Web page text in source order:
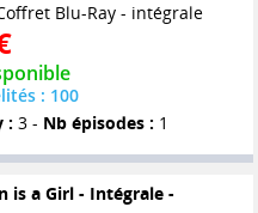
Blu-Ray - intégrale
: 100
: 3 - Nb épisodes : 1
is a Girl - Intégrale -